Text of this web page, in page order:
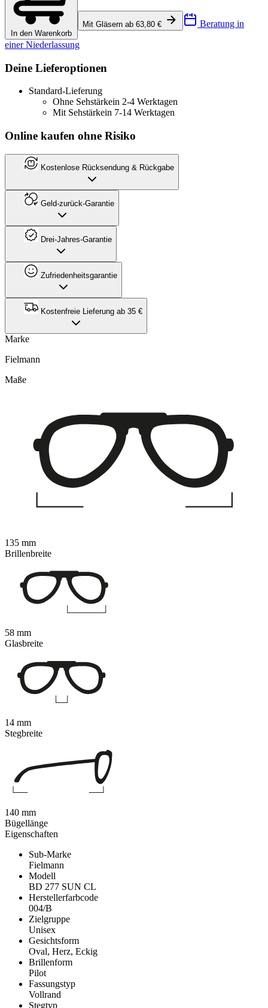
In den Warenkorb
Mit Gläsern ab 63,80 € Beratung in
einer Niederlassung
Deine Lieferoptionen
Standard-Lieferung
Ohne Sehstärkein 2-4 Werktagen
Mit Sehstärkein 7-14 Werktagen
Online kaufen ohne Risiko
Kostenlose Rücksendung & Rückgabe
Geld-zurück-Garantie
Drei-Jahres-Garantie
Zufriedenheitsgarantie
Kostenfreie Lieferung ab 35 €
Marke
Fielmann
Eigenschaften
Sub-Marke
Fielmann
Modell
BD 277 SUN CL
Herstellerfarbcode
004/B
Zielgruppe
Unisex
Gesichtsform
Oval, Herz, Eckig
Brillenform
Pilot
Fassungstyp
Vollrand
Stegtyp
Maße
135 mm
Brillenbreite
58 mm
Glasbreite
14 mm
Stegbreite
140 mm
Bügellänge